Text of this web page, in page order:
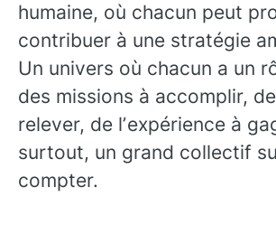
humaine, où chacun peut
contribuer à une stratégie
Un univers où chacun a un
des missions à accomplir,
relever, de lʼexpérience à
surtout, un grand collectif
compter.